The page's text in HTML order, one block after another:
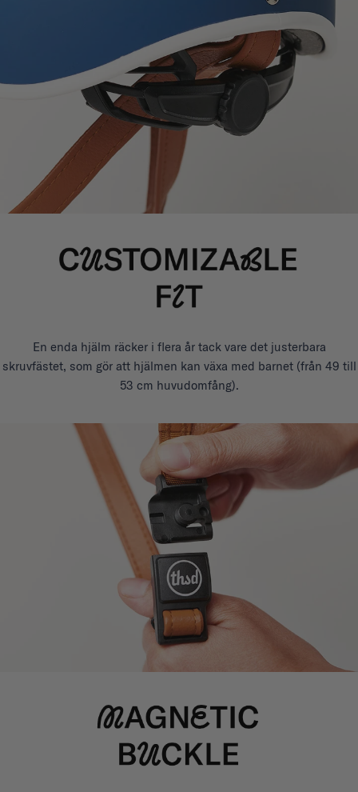
En enda hjälm räcker i flera år tack vare det justerbara
skruvfästet, som gör att hjälmen kan växa med barnet (från 49 till
53 cm huvudomfång).